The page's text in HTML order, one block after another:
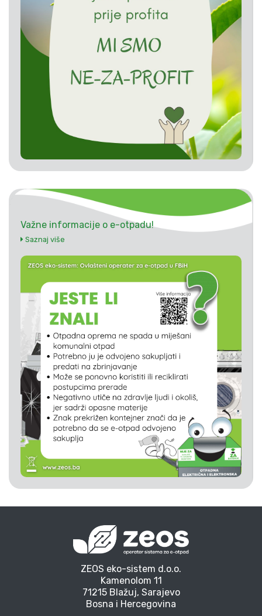
Važne informacije o e-otpadu!
Saznaj više
ZEOS eko-sistem d.o.o.
Kamenolom 11
71215 Blažuj, Sarajevo
Bosna i Hercegovina